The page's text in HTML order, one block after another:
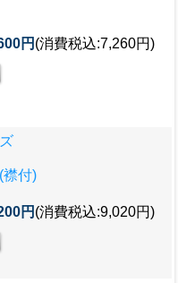
円 (消費税込:7,260円)
襟付)
円 (消費税込:9,020円)